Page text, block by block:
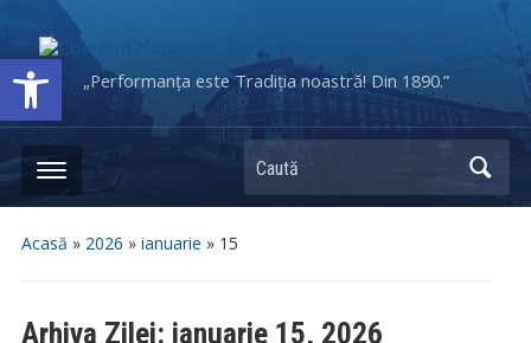
Deschide bara de unelte„Performanța este Tradiția noastră! Din 1890.”
Caută
Acasă » 2026 » ianuarie » 15
Arhiva Zilei: ianuarie 15, 2026